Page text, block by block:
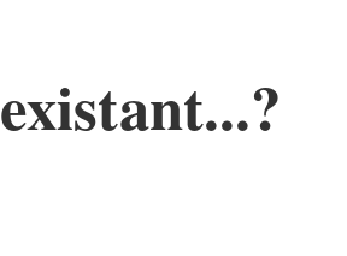
existant...?